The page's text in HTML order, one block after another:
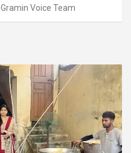
Gramin Voice Team